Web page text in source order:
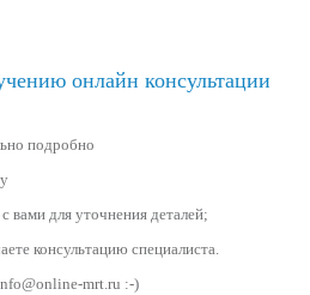
онлайн консультации
подробно
вами для уточнения деталей;
консультацию специалиста.
mrt.ru :-)